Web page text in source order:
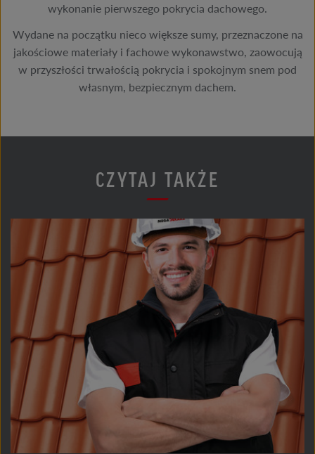
wykonanie pierwszego pokrycia dachowego.
Wydane na początku nieco większe sumy, przeznaczone na
jakościowe materiały i fachowe wykonawstwo, zaowocują
w przyszłości trwałością pokrycia i spokojnym snem pod
własnym, bezpiecznym dachem.
CZYTAJ TAKŻE